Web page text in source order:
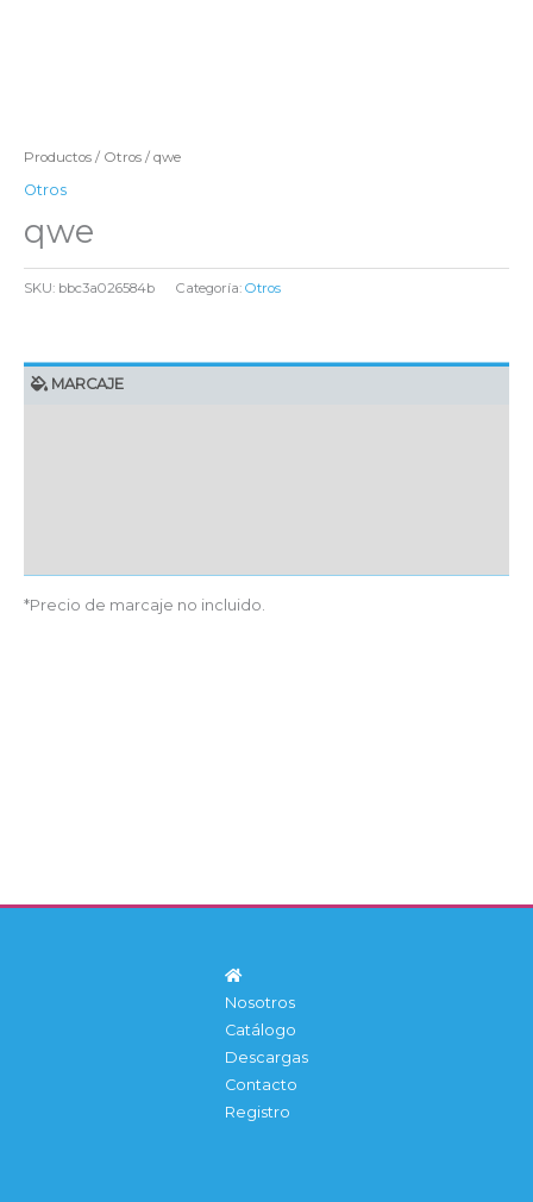
Productos / Otros / qwe
Otros
qwe
SKU: bbc3a026584b Categoría: Otros
MARCAJE
*Precio de marcaje no incluido.
Nosotros
Catálogo
Descargas
Contacto
Registro